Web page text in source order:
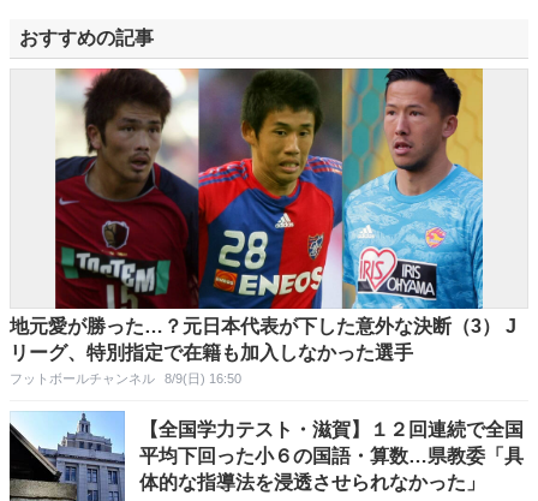
おすすめの記事
地元愛が勝った…？元日本代表が下した意外な決断（3） J
リーグ、特別指定で在籍も加入しなかった選手
フットボールチャンネル 8/9(日) 16:50
【全国学力テスト・滋賀】１２回連続で全国
平均下回った小６の国語・算数…県教委「具
体的な指導法を浸透させられなかった」